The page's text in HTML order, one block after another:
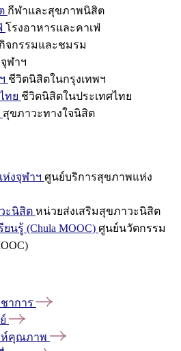
กีฬาและสุขภาพนิสิต
โรงอาหารและคาเฟ่
กิจกรรมและชมรม
ฬาฯ
ชีวิตนิสิตในกรุงเทพฯ
ทย ชีวิตนิสิตในประเทศไทย
สุขภาวะทางใจนิสิต
งจุฬาฯ ศูนย์บริการสุขภาพแห่ง
ะนิสิต หน่วยส่งเสริมสุขภาวะนิสิต
นรู้ (Chula MOOC) ศูนย์นวัตกรรม
าการ
ห์คุณภาพ